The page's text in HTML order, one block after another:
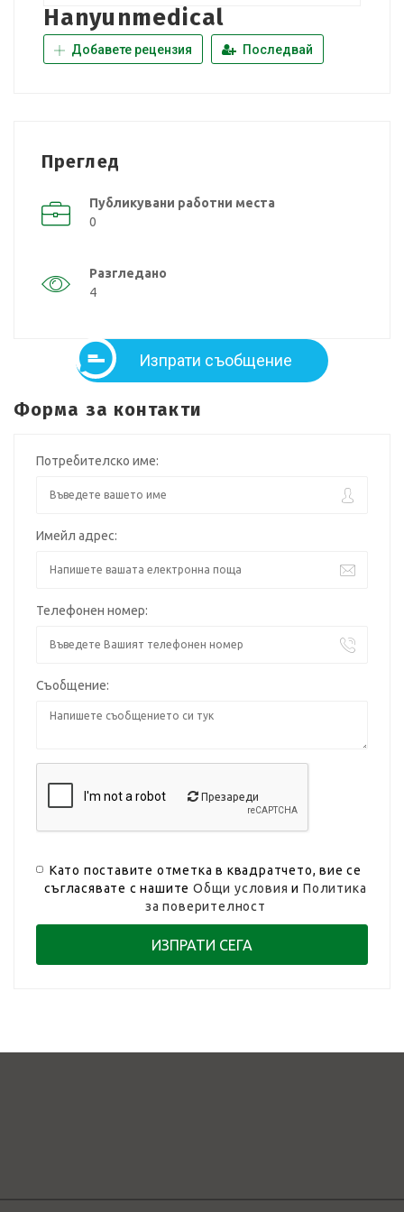
Hanyunmedical
Добавете рецензия Последвай
Преглед
Публикувани работни места
0
Разгледано
4
Изпрати съобщение
Форма за контакти
Потребителско име:
Имейл адрес:
Телефонен номер:
Съобщение:
Презареди
Като поставите отметка в квадратчето, вие се
съгласявате с нашитеОбщи условия иПолитика
за поверителност